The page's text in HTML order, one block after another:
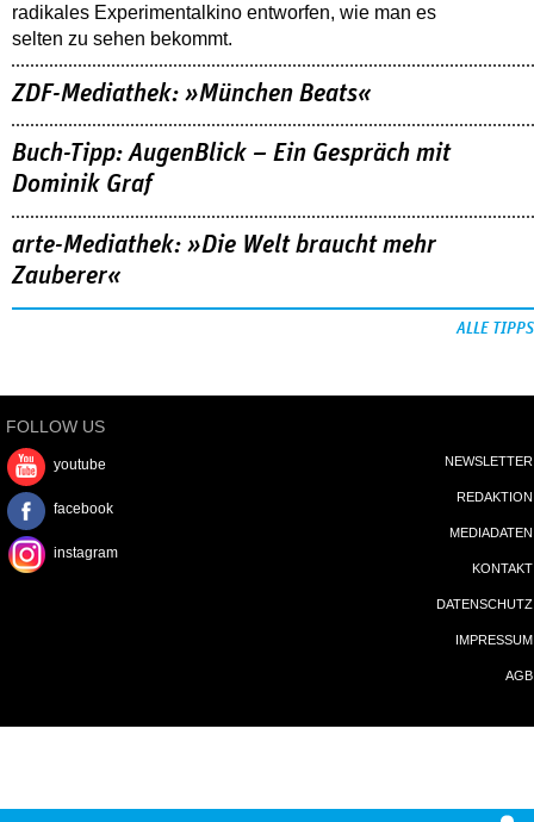
radikales Experimentalkino entworfen, wie man es
selten zu sehen bekommt.
ZDF-Mediathek: »München Beats«
Buch-Tipp: AugenBlick – Ein Gespräch mit
Dominik Graf
arte-Mediathek: »Die Welt braucht mehr
Zauberer«
ALLE TIPPS
FOLLOW US
youtube
facebook
instagram
NEWSLETTER
REDAKTION
MEDIADATEN
KONTAKT
DATENSCHUTZ
IMPRESSUM
AGB